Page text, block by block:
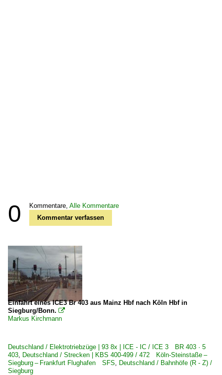
0 Kommentare, Alle Kommentare
Kommentar verfassen
Einfahrt eines ICE3 Br 403 aus Mainz Hbf nach Köln Hbf in
Siegburg/Bonn. 
Markus Kirchmann
Deutschland / Elektrotriebzüge | 93 8x | ICE - IC / ICE 3 BR 403 · 5
403, Deutschland / Strecken | KBS 400-499 / 472 Köln-Steinstaße –
Siegburg – Frankfurt Flughafen SFS, Deutschland / Bahnhöfe (R - Z) /
Siegburg